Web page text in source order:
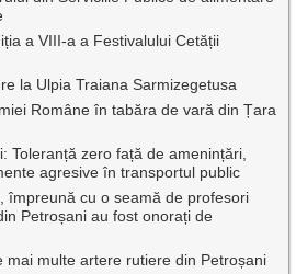
a VIII-a a Festivalului Cetății
la Ulpia Traiana Sarmizegetusa
Române în tabăra de vară din Țara
Toleranță zero față de amenințări,
agresive în transportul public
împreună cu o seamă de profesori
Petroșani au fost onorați de
mai multe artere rutiere din Petroșani